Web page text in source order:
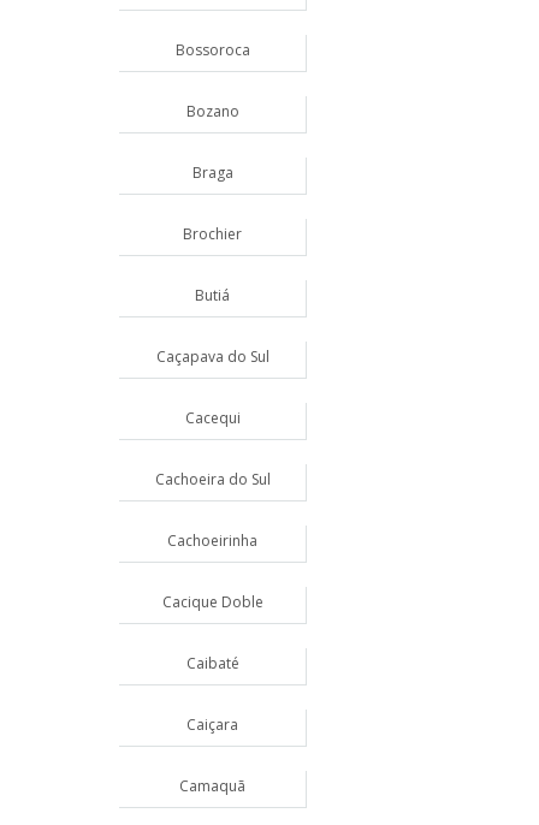
Bossoroca
Bozano
Braga
Brochier
Butiá
Caçapava do Sul
Cacequi
Cachoeira do Sul
Cachoeirinha
Cacique Doble
Caibaté
Caiçara
Camaquã